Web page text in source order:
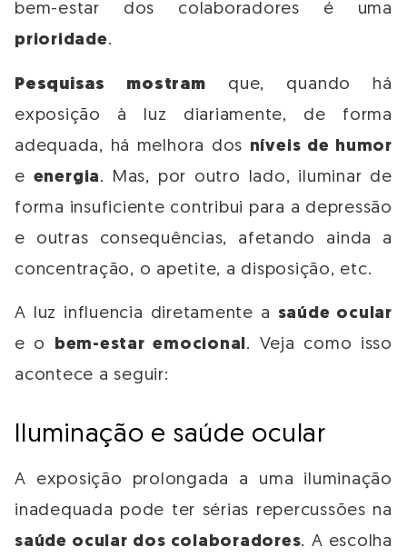
bem-estar dos colaboradores é uma
prioridade.
Pesquisas mostram que, quando há
exposição à luz diariamente, de forma
adequada, há melhora dos níveis de humor
e energia. Mas, por outro lado, iluminar de
forma insuficiente contribui para a depressão
e outras consequências, afetando ainda a
concentração, o apetite, a disposição, etc.
A luz influencia diretamente a saúde ocular
e o bem-estar emocional. Veja como isso
acontece a seguir:
Iluminação e saúde ocular
A exposição prolongada a uma iluminação
inadequada pode ter sérias repercussões na
saúde ocular dos colaboradores. A escolha